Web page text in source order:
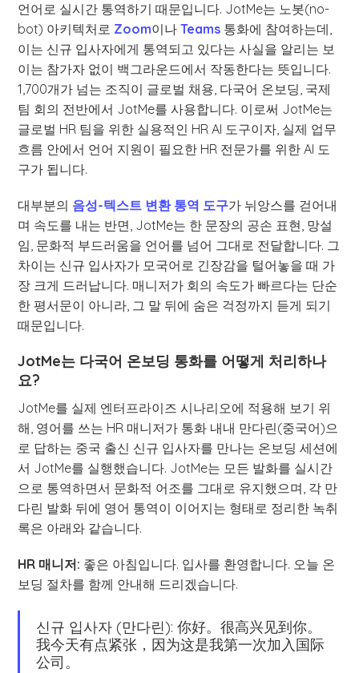
언어로 실시간 통역하기 때문입니다. JotMe는 노봇(no-
bot) 아키텍처로 Zoom이나Teams 통화에 참여하는데,
이는 신규 입사자에게 통역되고 있다는 사실을 알리는 보
이는 참가자 없이 백그라운드에서 작동한다는 뜻입니다.
1,700개가 넘는 조직이 글로벌 채용, 다국어 온보딩, 국제
팀 회의 전반에서 JotMe를 사용합니다. 이로써 JotMe는
글로벌 HR 팀을 위한 실용적인 HR AI 도구이자, 실제 업무
흐름 안에서 언어 지원이 필요한 HR 전문가를 위한 AI 도
구가 됩니다.
대부분의 음성-텍스트 변환 통역 도구가 뉘앙스를 걷어내
며 속도를 내는 반면, JotMe는 한 문장의 공손 표현, 망설
임, 문화적 부드러움을 언어를 넘어 그대로 전달합니다. 그
차이는 신규 입사자가 모국어로 긴장감을 털어놓을 때 가
장 크게 드러납니다. 매니저가 회의 속도가 빠르다는 단순
한 평서문이 아니라, 그 말 뒤에 숨은 걱정까지 듣게 되기
때문입니다.
JotMe는 다국어 온보딩 통화를 어떻게 처리하나
요?
JotMe를 실제 엔터프라이즈 시나리오에 적용해 보기 위
해, 영어를 쓰는 HR 매니저가 통화 내내 만다린(중국어)으
로 답하는 중국 출신 신규 입사자를 만나는 온보딩 세션에
서 JotMe를 실행했습니다. JotMe는 모든 발화를 실시간
으로 통역하면서 문화적 어조를 그대로 유지했으며, 각 만
다린 발화 뒤에 영어 통역이 이어지는 형태로 정리한 녹취
록은 아래와 같습니다.
HR 매니저: 좋은 아침입니다. 입사를 환영합니다. 오늘 온
보딩 절차를 함께 안내해 드리겠습니다.
신규 입사자 (만다린): 你好。很高兴见到你。
我今天有点紧张，因为这是我第一次加入国际
公司。